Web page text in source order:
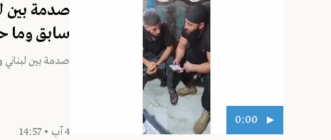
0:00
صدمة بين
سابق وما
صدمة بين
4 آب • 14:57